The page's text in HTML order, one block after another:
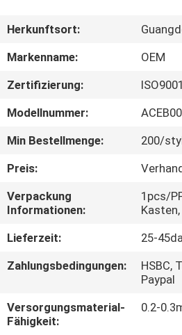
UNS
AUSFLUG
TRETEN
SIE
MIT
UNS
VERBINDUNG
Herkunftsort:
Markenname:
OEM
Zertifizierung:
ISO9001
Modellnummer:
Min Bestellmenge:
200/
Preis:
Verpackung
Informationen:
1pcs/
Lieferzeit:
25-
Zahlungsbedingungen:
HSBC,
Paypal
Versorgungsmaterial-
Fähigkeit:
0.2-